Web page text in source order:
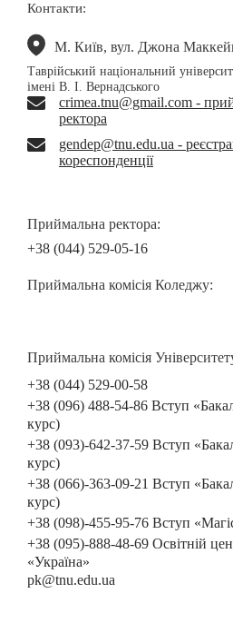
Контакти:
М. Київ, вул. Джона
Таврійський національний
імені В. І. Вернадського
crimea.tnu@gmail.com -
ректора
gendep@tnu.edu.ua -
кореспонденції
Приймальна ректора:
+38 (044) 529-05-16
Приймальна комісія Коледжу:
Приймальна комісія
+38 (044) 529-00-58
+38 (096) 488-54-86 Вступ
курс)
+38 (093)-642-37-59 Вступ
курс)
+38 (066)-363-09-21 Вступ
курс)
+38 (098)-455-95-76 Вступ
+38 (095)-888-48-69 Освітній
«Україна»
pk@tnu.edu.ua